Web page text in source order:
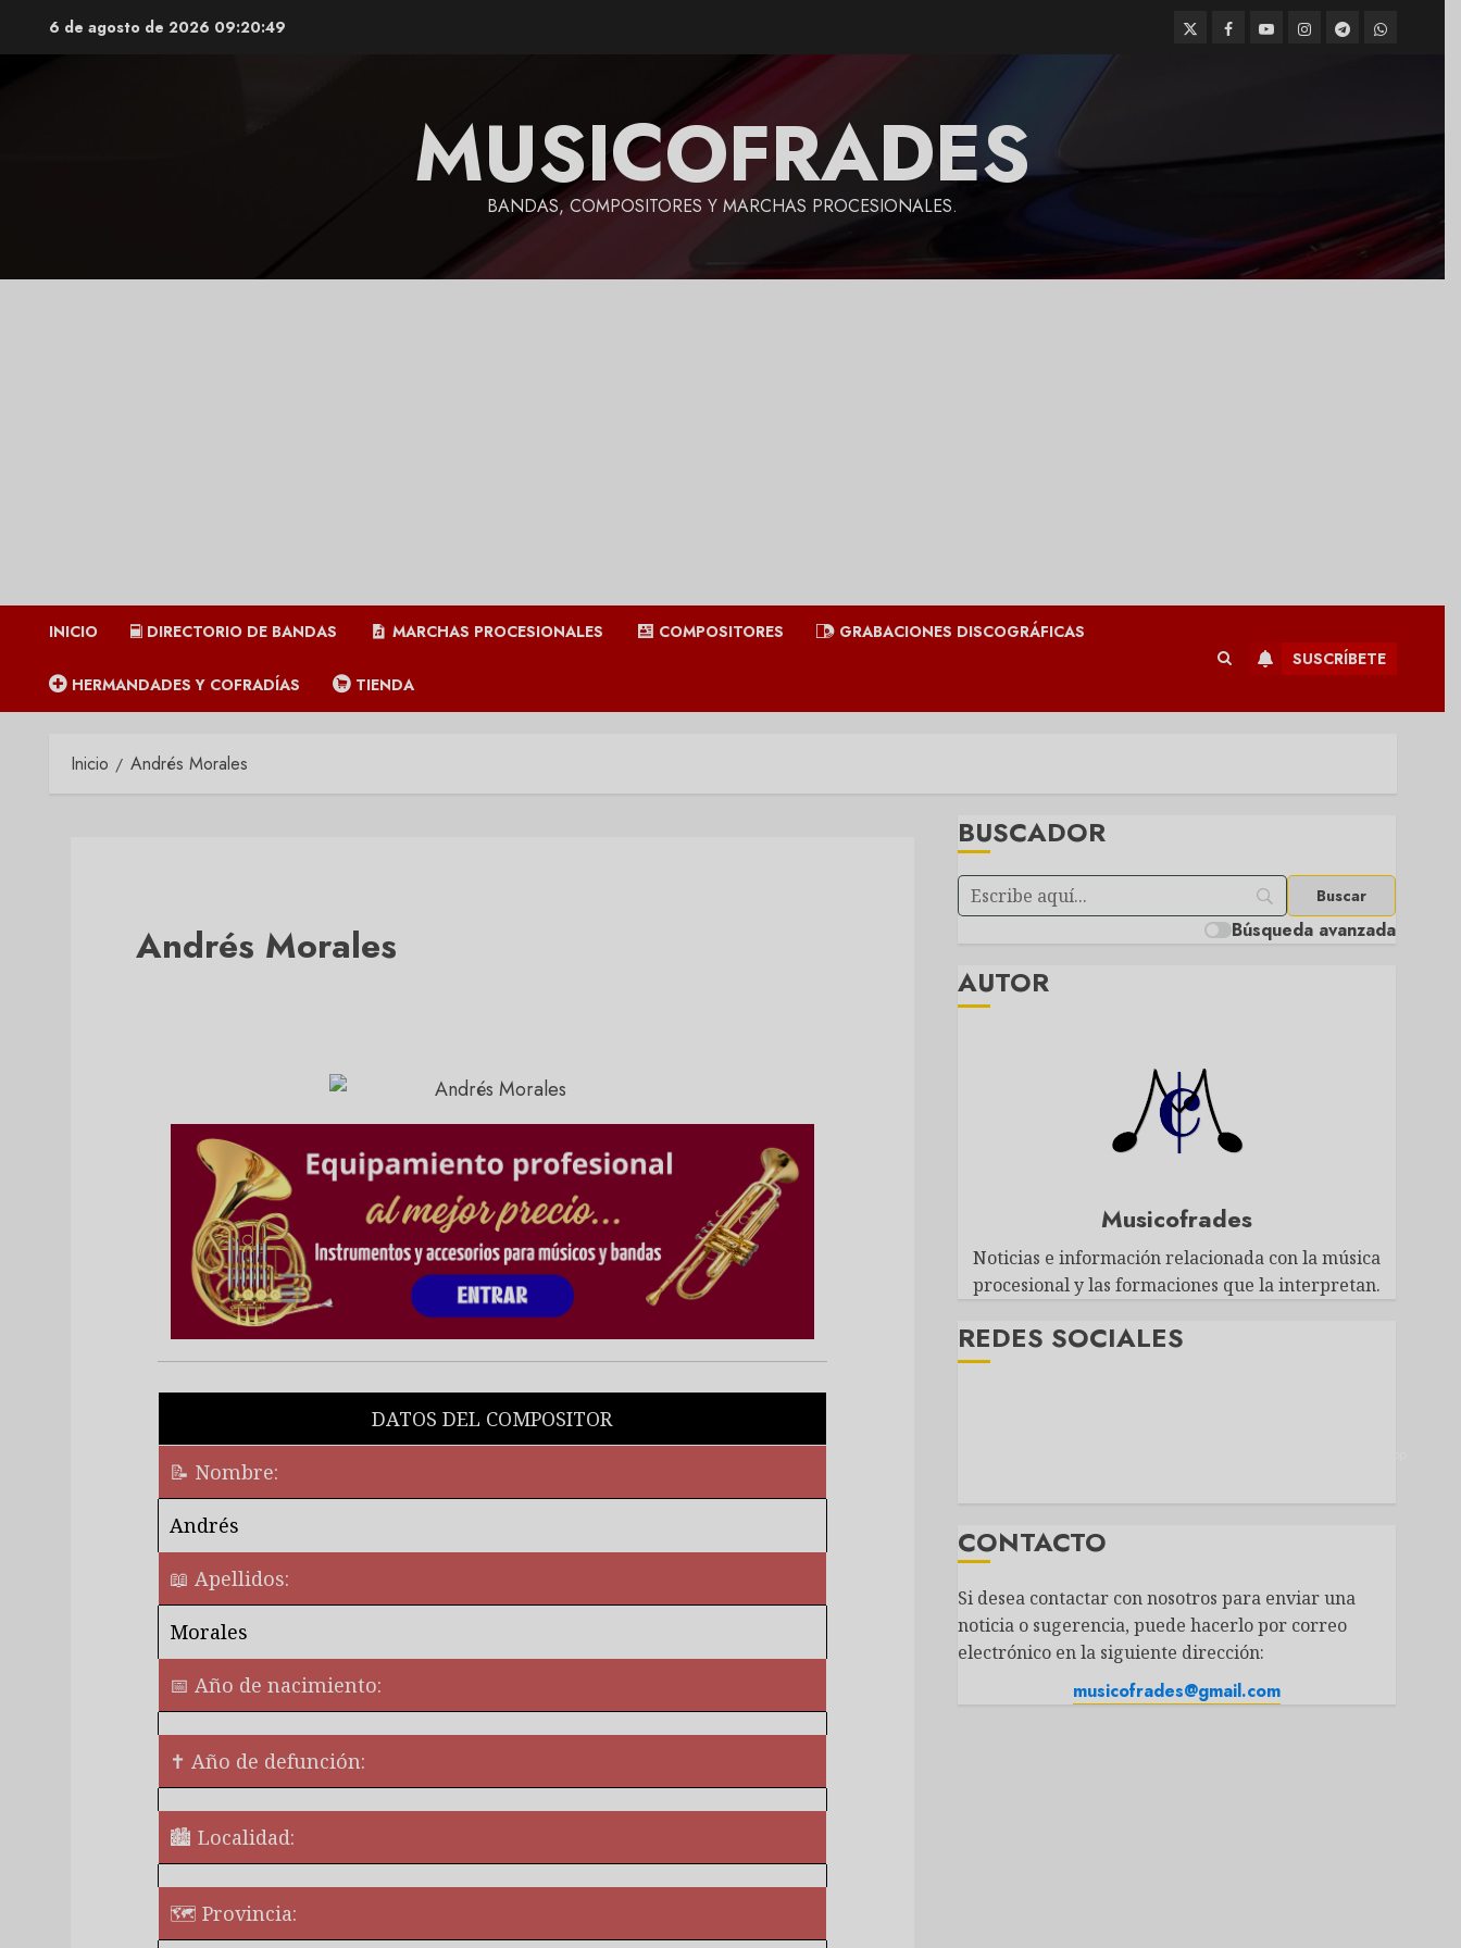
6 de agosto de 2026 09:20:50 TwitterFacebook
YoutubeInstagram
TelegramWhatsApp
MUSICOFRADES
BANDAS, COMPOSITORES Y MARCHAS PROCESIONALES.
INICIO DIRECTORIO DE BANDAS MARCHAS PROCESIONALES COMPOSITORES GRABACIONES DISCOGRÁFICAS
HERMANDADES Y COFRADÍAS TIENDA
SUSCRÍBETE
Inicio Andrés Morales
Andrés Morales
DATOS DEL COMPOSITOR
📝 Nombre:
Andrés
📖 Apellidos:
Morales
📅 Año de nacimiento:
✝ Año de defunción:
🏙️ Localidad:
🗺 Provincia:
BUSCADOR
Búsqueda avanzada
AUTOR
Musicofrades
Noticias e información relacionada con la música
procesional y las formaciones que la interpretan.
REDES SOCIALES
CONTACTO
Si desea contactar con nosotros para enviar una
noticia o sugerencia, puede hacerlo por correo
electrónico en la siguiente dirección:
musicofrades@gmail.com